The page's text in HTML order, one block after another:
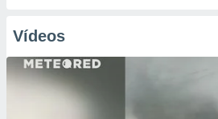
Vídeos